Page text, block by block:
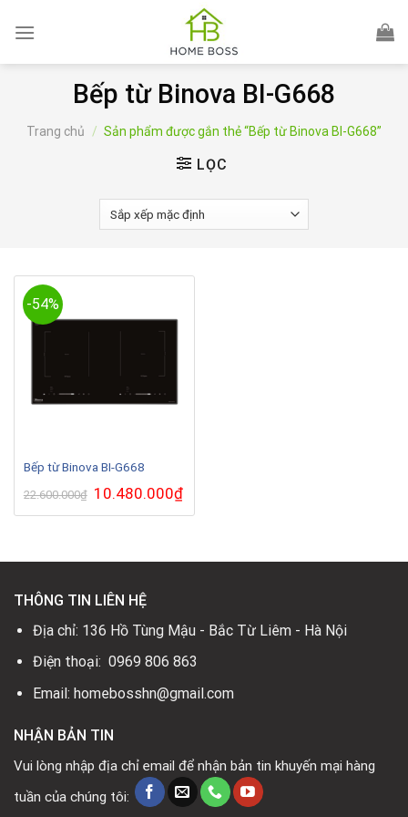
Bếp từ Binova BI-G668
Trang chủ / Sản phẩm được gắn thẻ “Bếp từ Binova BI-G668”
LỌC
-54%
Bếp từ Binova BI-G668
22.600.000₫ Giá
gốc
là:
10.480.000₫Giá
hiện
tại
THÔNG TIN LIÊN HỆ
Địa chỉ: 136 Hồ Tùng Mậu - Bắc Từ Liêm - Hà Nội
Điện thoại: 0969 806 863
Email: homebosshn@gmail.com
NHẬN BẢN TIN
Vui lòng nhập địa chỉ email để nhận bản tin khuyến mại hàng
tuần của chúng tôi: